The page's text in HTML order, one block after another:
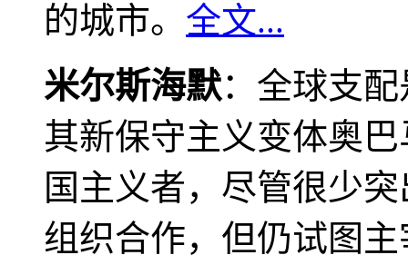
的城市。 全文...
米尔斯海默：全球支
其新保守主义变体奥
国主义者，尽管很少
组织合作，但仍试图